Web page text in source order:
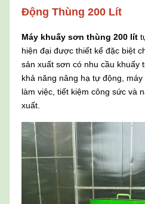
Động Thùng 200 Lít
Máy khuấy sơn thùng 200 lít
hiện đại được thiết kế đặc biệt
sản xuất sơn có nhu cầu khuấy
khả năng nâng hạ tự động,
làm việc, tiết kiệm công sức và
xuất.